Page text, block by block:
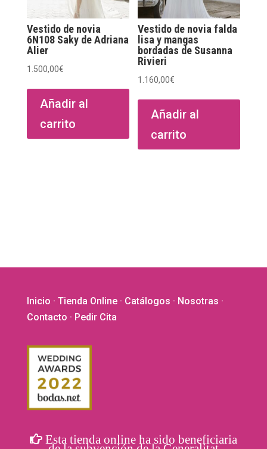
la
Vestido de novia
6N108 Saky de Adriana
Alier
1.500,00€
Añadir al
carrito
Vestido de novia falda
lisa y mangas
bordadas de Susanna
Rivieri
1.160,00€
Añadir al
carrito
Inicio · Tienda Online· Catálogos · Nosotras ·
Contacto · Pedir Cita
Esta tienda online ha sido beneficiaria